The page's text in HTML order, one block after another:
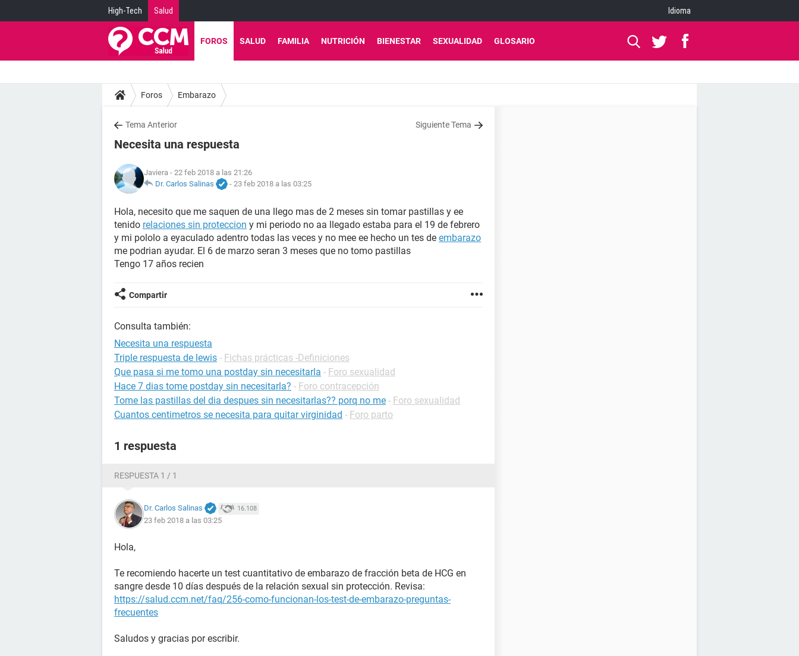
High-Tech Salud Idioma
FOROS SALUD FAMILIA NUTRICIÓN BIENESTAR SEXUALIDAD GLOSARIO
Foros Embarazo
Tema Anterior Siguiente Tema
Necesita una respuesta
Javiera - 22 feb 2018 a las 21:26
Dr. Carlos Salinas
- 23 feb 2018 a las 03:25
Hola, necesito que me saquen de una llego mas de 2 meses sin tomar pastillas y ee
tenido relaciones sin proteccion y mi periodo no aa llegado estaba para el 19 de febrero
y mi pololo a eyaculado adentro todas las veces y no mee ee hecho un tes de embarazo
me podrian ayudar. El 6 de marzo seran 3 meses que no tomo pastillas
Tengo 17 años recien
Compartir
Consulta también:
Necesita una respuesta
Triple respuesta de lewis - Fichas prácticas -Definiciones
Que pasa si me tomo una postday sin necesitarla - Foro sexualidad
Hace 7 dias tome postday sin necesitarla? - Foro contracepción
Tome las pastillas del dia despues sin necesitarlas?? porq no me - Foro sexualidad
Cuantos centimetros se necesita para quitar virginidad - Foro parto
1 respuesta
RESPUESTA 1 / 1
Dr. Carlos Salinas 16.108
23 feb 2018 a las 03:25
Hola,
Te recomiendo hacerte un test cuantitativo de embarazo de fracción beta de HCG en
sangre desde 10 días después de la relación sexual sin protección. Revisa:
https://salud.ccm.net/faq/256-como-funcionan-los-test-de-embarazo-preguntas-
frecuentes
Saludos y gracias por escribir.